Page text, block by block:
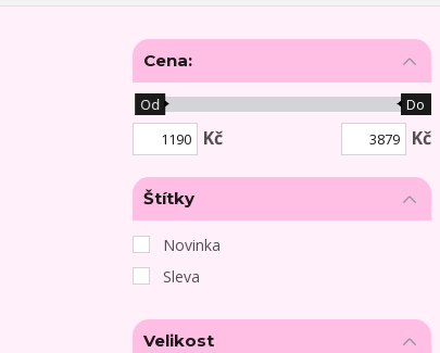
Cena:
Kč
Od Do
Kč
Štítky
Novinka
Sleva
Velikost